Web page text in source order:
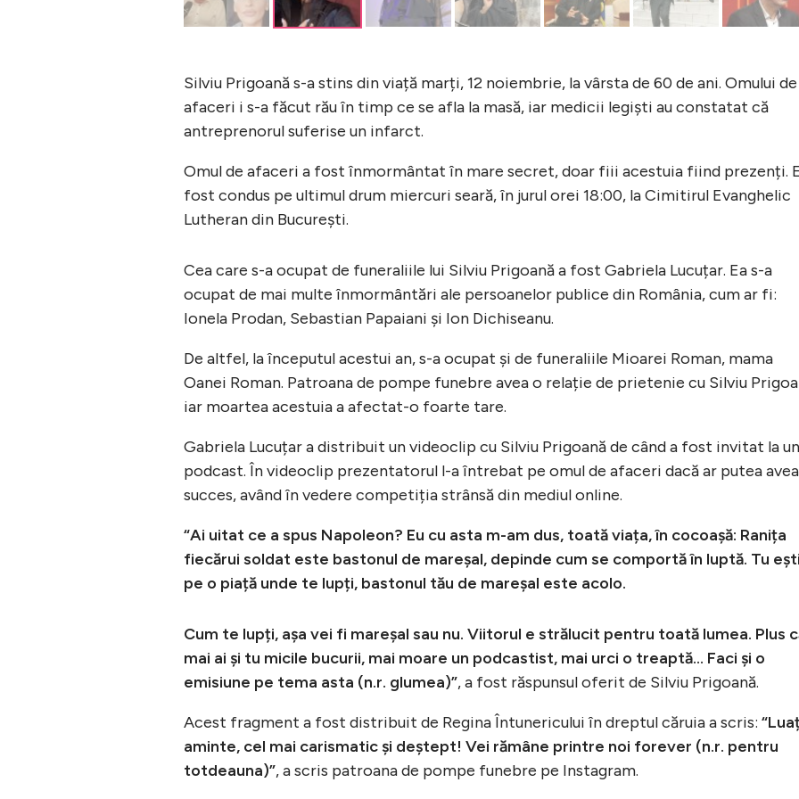
Silviu Prigoană s-a stins din viață marți, 12 noiembrie, la vârsta de 60 de ani. Omului de
afaceri i s-a făcut rău în timp ce se afla la masă, iar medicii legiști au constatat că
antreprenorul suferise un infarct.
Omul de afaceri a fost înmormântat în mare secret, doar fiii acestuia fiind prezenți.
fost condus pe ultimul drum miercuri seară, în jurul orei 18:00, la Cimitirul Evanghelic
Lutheran din București.
Cea care s-a ocupat de funeraliile lui Silviu Prigoană a fost Gabriela Lucuțar. Ea s-a
ocupat de mai multe înmormântări ale persoanelor publice din România, cum ar fi:
Ionela Prodan, Sebastian Papaiani și Ion Dichiseanu.
De altfel, la începutul acestui an, s-a ocupat și de funeraliile Mioarei Roman, mama
Oanei Roman. Patroana de pompe funebre avea o relație de prietenie cu Silviu
iar moartea acestuia a afectat-o foarte tare.
Gabriela Lucuțar a distribuit un videoclip cu Silviu Prigoană de când a fost invitat la un
podcast. În videoclip prezentatorul l-a întrebat pe omul de afaceri dacă ar putea avea
succes, având în vedere competiția strânsă din mediul online.
“Ai uitat ce a spus Napoleon? Eu cu asta m-am dus, toată viața, în cocoașă: Ranița
fiecărui soldat este bastonul de mareșal, depinde cum se comportă în luptă. Tu ești
pe o piață unde te lupți, bastonul tău de mareșal este acolo.
Cum te lupți, așa vei fi mareșal sau nu. Viitorul e strălucit pentru toată lumea. Plus
mai ai și tu micile bucurii, mai moare un podcastist, mai urci o treaptă… Faci și o
emisiune pe tema asta (n.r. glumea)”, a fost răspunsul oferit de Silviu Prigoană.
Acest fragment a fost distribuit de Regina Întunericului în dreptul căruia a scris:
aminte, cel mai carismatic și deștept! Vei rămâne printre noi forever (n.r. pentru
totdeauna)”, a scris patroana de pompe funebre pe Instagram.